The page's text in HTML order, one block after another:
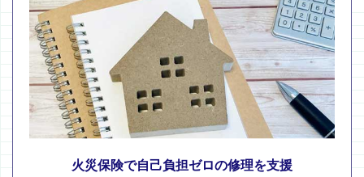
火災保険で自己負担ゼロの修理を支援